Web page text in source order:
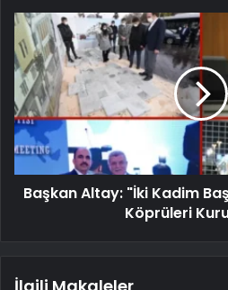
Başkan Altay: "İki Kadim
Köprüleri